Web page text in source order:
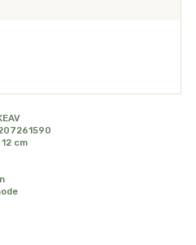
cm